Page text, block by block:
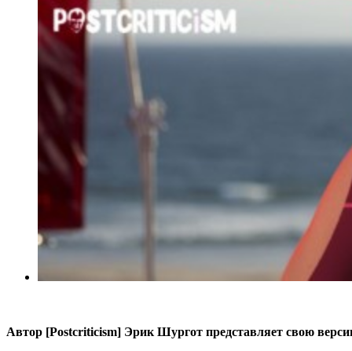
Автор [Postcriticism] Эрик Шургот представляет свою